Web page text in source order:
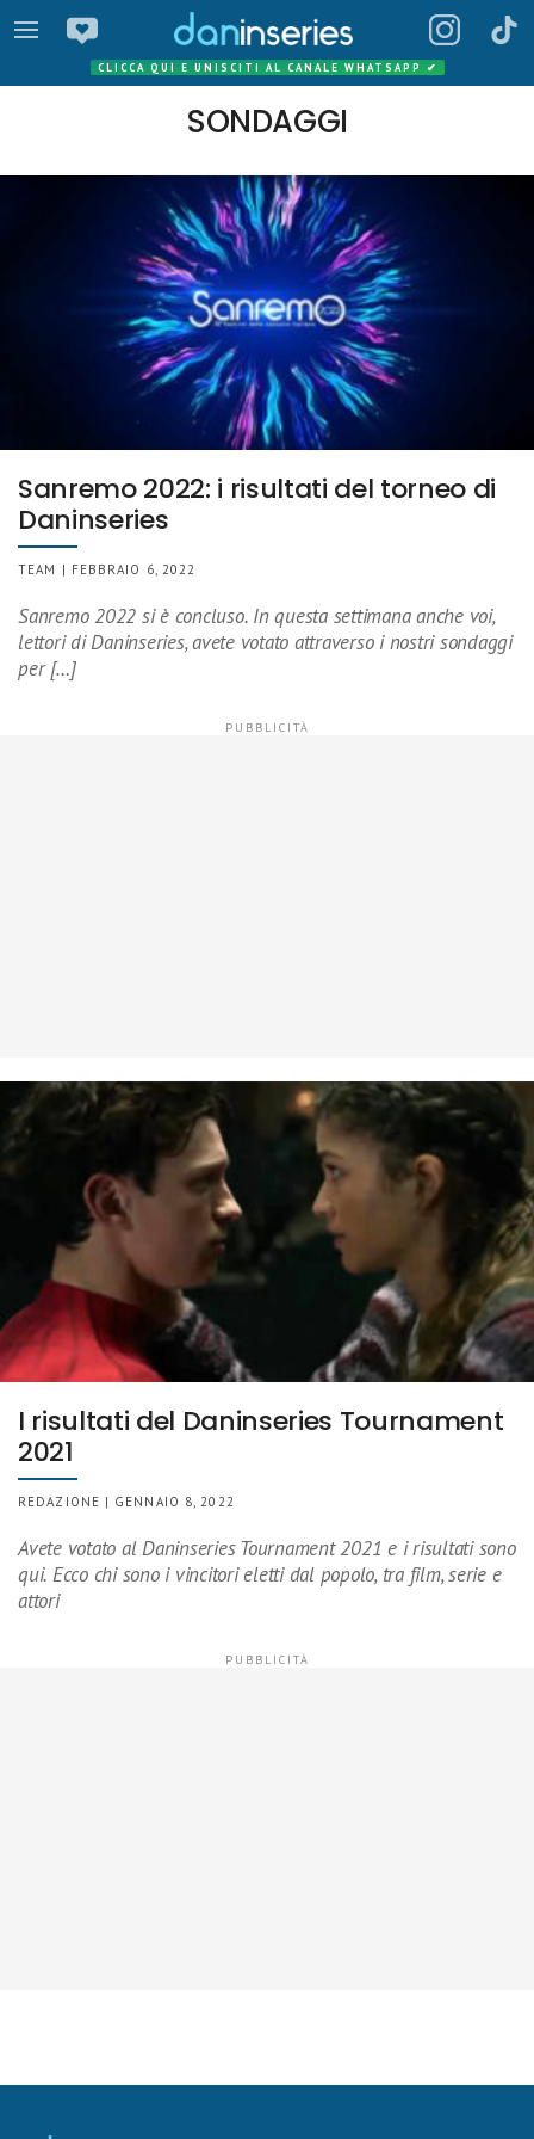
CLICCA QUI E UNISCITI AL CANALE WHATSAPP ✔
SONDAGGI
Sanremo 2022: i risultati del torneo di
Daninseries
TEAM | FEBBRAIO 6, 2022
Sanremo 2022 si è concluso. In questa settimana anche voi,
lettori di Daninseries, avete votato attraverso i nostri sondaggi
per […]
I risultati del Daninseries Tournament
2021
REDAZIONE | GENNAIO 8, 2022
Avete votato al Daninseries Tournament 2021 e i risultati sono
qui. Ecco chi sono i vincitori eletti dal popolo, tra film, serie e
attori